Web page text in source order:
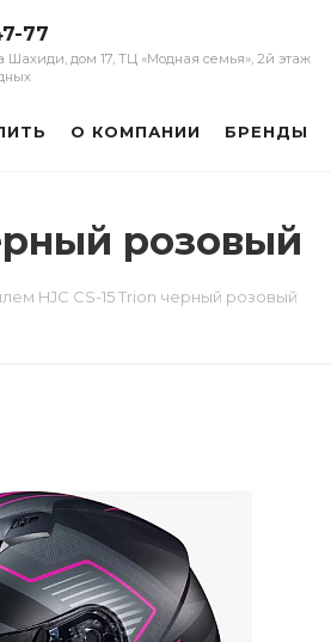
77
Шахиди, дом 17, ТЦ «Модная семья», 2й этаж
О КОМПАНИИ БРЕНДЫ
розовый
HJC CS-15 Trion черный розовый